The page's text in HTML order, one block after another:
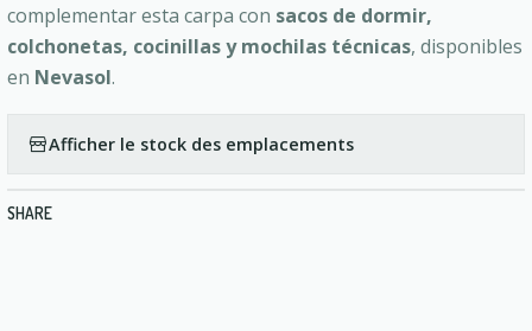
complementar esta carpa con sacos de dormir,
colchonetas, cocinillas y mochilas técnicas, disponibles
en Nevasol.
Afficher le stock des emplacements
SHARE